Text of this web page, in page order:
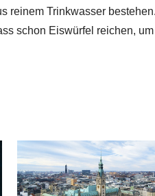
reinem Trinkwasser
schon Eiswürfel reichen,